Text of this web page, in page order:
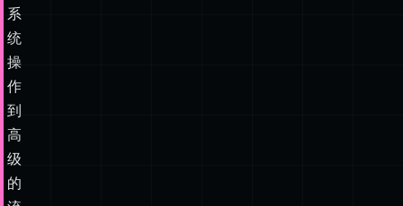
系
统
操
作
到
高
级
的